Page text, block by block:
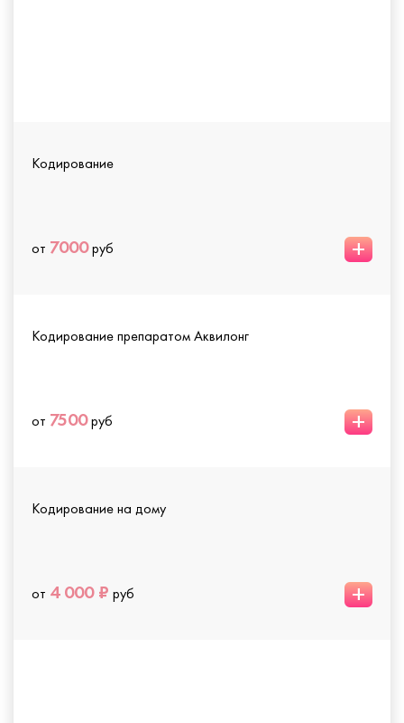
Кодирование
от 7000руб +
Кодирование препаратом Аквилонг
от 7500руб +
Кодирование на дому
от 4 000 ₽ руб +